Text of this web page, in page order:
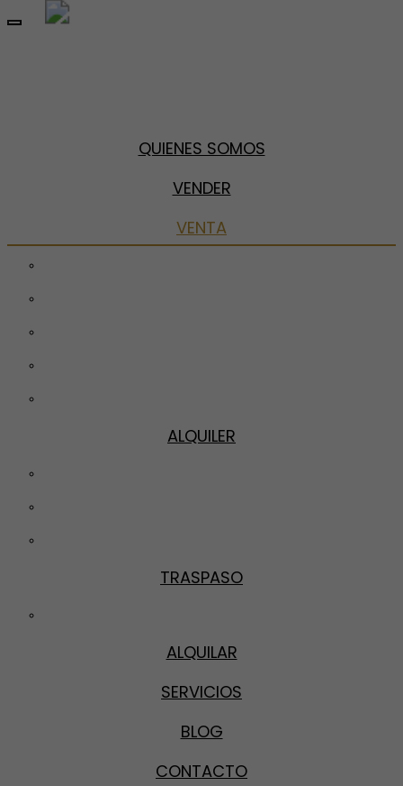
Toggle
QUIENES SOMOS
VENDER
VENTA
ALQUILER
TRASPASO
ALQUILAR
SERVICIOS
BLOG
CONTACTO